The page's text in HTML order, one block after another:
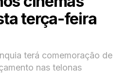
terça-feira
terá comemoração de
nas telonas